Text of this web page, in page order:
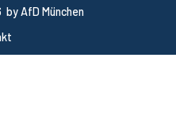
AfD München